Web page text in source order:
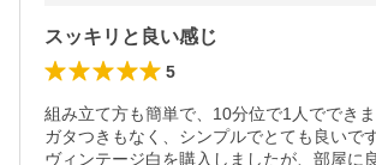
スッキリと良い感じ
5
組み立て方も簡単で、10分位で1人ででき
ガタつきもなく、シンプルでとても良いで
ヴィンテージ白を購入しましたが、部屋に